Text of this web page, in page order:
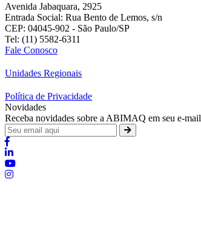
Avenida Jabaquara, 2925
Entrada Social: Rua Bento de Lemos, s/n
CEP: 04045-902 - São Paulo/SP
Tel: (11) 5582-6311
Fale Conosco
Unidades Regionais
Política de Privacidade
Novidades
Receba novidades sobre a ABIMAQ em seu e-mail